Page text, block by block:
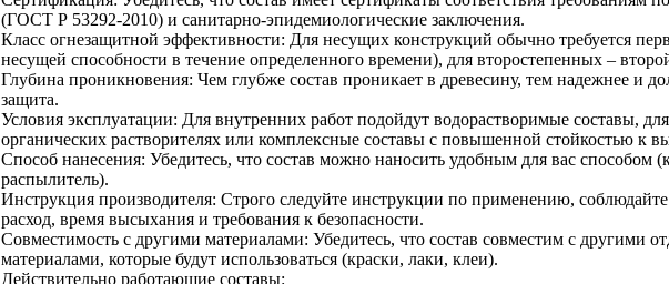
(ГОСТ Р 53292-2010) и санитарно-эпидемиологические заключения.
Класс огнезащитной эффективности: Для несущих конструкций обычно требуется
несущей способности в течение определенного времени), для второстепенных –
Глубина проникновения: Чем глубже состав проникает в древесину, тем надежнее и
защита.
Условия эксплуатации: Для внутренних работ подойдут водорастворимые составы,
органических растворителях или комплексные составы с повышенной стойкостью к
Способ нанесения: Убедитесь, что состав можно наносить удобным для вас способом
распылитель).
Инструкция производителя: Строго следуйте инструкции по применению,
расход, время высыхания и требования к безопасности.
Совместимость с другими материалами: Убедитесь, что состав совместим с другими
материалами, которые будут использоваться (краски, лаки, клеи).
Действительно работающие составы: